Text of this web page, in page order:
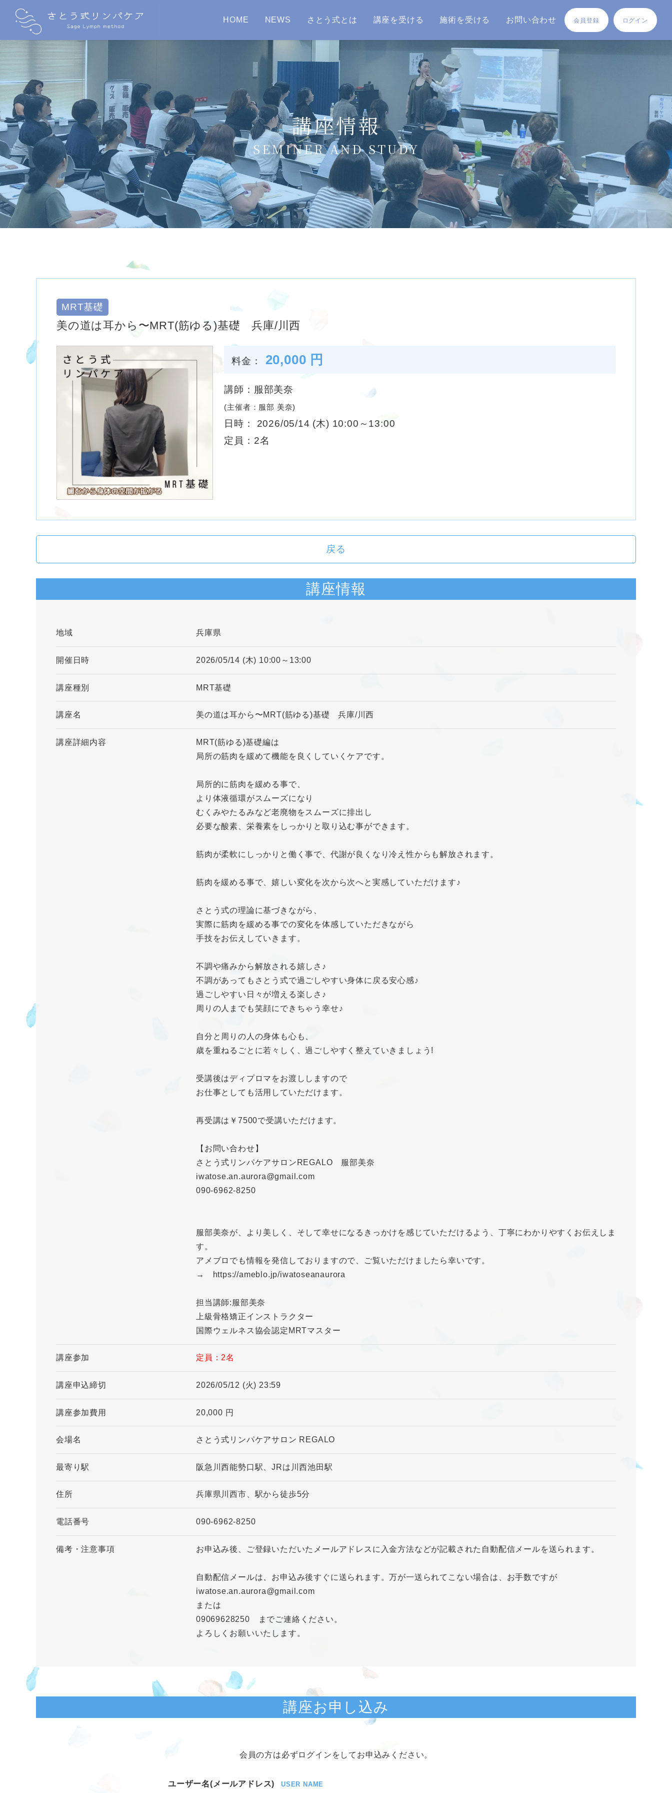
HOME NEWS さとう式とは 講座を受ける 施術を受ける お問い合わせ 会員登録 ログイン
講座情報
SEMINER AND STUDY
MRT基礎
美の道は耳から〜MRT(筋ゆる)基礎 兵庫/川西
料金： 20,000 円
講師：服部美奈
(主催者：服部 美奈)
日時： 2026/05/14 (木) 10:00～13:00
定員：2名
戻る
講座情報
地域 兵庫県
開催日時 2026/05/14 (木) 10:00～13:00
講座種別 MRT基礎
講座名 美の道は耳から〜MRT(筋ゆる)基礎 兵庫/川西
講座詳細内容
MRT(筋ゆる)基礎編は
局所の筋肉を緩めて機能を良くしていくケアです。
局所的に筋肉を緩める事で、
より体液循環がスムーズになり
むくみやたるみなど老廃物をスムーズに排出し
必要な酸素、栄養素をしっかりと取り込む事ができます。
筋肉が柔軟にしっかりと働く事で、代謝が良くなり冷え性からも解放されます。
筋肉を緩める事で、嬉しい変化を次から次へと実感していただけます♪
さとう式の理論に基づきながら、
実際に筋肉を緩める事での変化を体感していただきながら
手技をお伝えしていきます。
不調や痛みから解放される嬉しさ♪
不調があってもさとう式で過ごしやすい身体に戻る安心感♪
過ごしやすい日々が増える楽しさ♪
周りの人までも笑顔にできちゃう幸せ♪
自分と周りの人の身体も心も、
歳を重ねるごとに若々しく、過ごしやすく整えていきましょう!
受講後はディプロマをお渡ししますので
お仕事としても活用していただけます。
再受講は￥7500で受講いただけます。
【お問い合わせ】
さとう式リンパケアサロンREGALO 服部美奈
iwatose.an.aurora@gmail.com
090-6962-8250
服部美奈が、より美しく、そして幸せになるきっかけを感じていただけるよう、丁寧にわかりやすくお伝えしま
す。
アメブロでも情報を発信しておりますので、ご覧いただけましたら幸いです。
→ https://ameblo.jp/iwatoseanaurora
担当講師:服部美奈
上級骨格矯正インストラクター
国際ウェルネス協会認定MRTマスター
講座参加 定員：2名
講座申込締切 2026/05/12 (火) 23:59
講座参加費用 20,000 円
会場名 さとう式リンパケアサロン REGALO
最寄り駅 阪急川西能勢口駅、JRは川西池田駅
住所 兵庫県川西市、駅から徒歩5分
電話番号 090-6962-8250
備考・注意事項 お申込み後、ご登録いただいたメールアドレスに入金方法などが記載された自動配信メールを送られます。
自動配信メールは、お申込み後すぐに送られます。万が一送られてこない場合は、お手数ですが
iwatose.an.aurora@gmail.com
または
09069628250 までご連絡ください。
よろしくお願いいたします。
講座お申し込み
会員の方は必ずログインをしてお申込みください。
ユーザー名(メールアドレス) USER NAME